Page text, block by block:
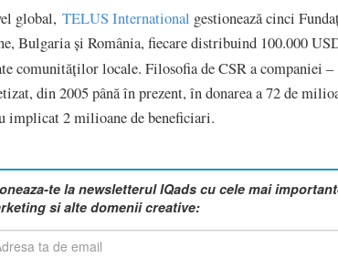
global, TELUS International gestionează cinci
Bulgaria și România, fiecare distribuind 100.000
comunităților locale. Filosofia de CSR a companiei –
din 2005 până în prezent, în donarea a 72 de
implicat 2 milioane de beneficiari.
te la newsletterul IQads cu cele mai
si alte domenii creative: